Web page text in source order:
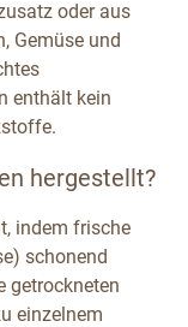
oder aus
Gemüse und
enthält kein
hergestellt?
indem frische
schonend
getrockneten
einzelnem